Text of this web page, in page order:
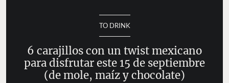
TO DRINK
6 carajillos con un twist mexicano
para disfrutar este 15 de septiembre
(de mole, maíz y chocolate)